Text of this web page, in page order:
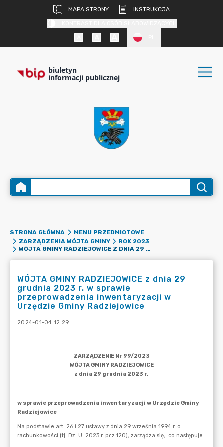
MAPA STRONY
INSTRUKCJA
biuletyn
informacji publicznej
STRONA GŁÓWNA
MENU PRZEDMIOTOWE
ZARZĄDZENIA WÓJTA GMINY
ROK 2023
WÓJTA GMINY RADZIEJOWICE Z DNIA 29 GRUDNIA 2023 R. W SPRAWIE PRZEPROWADZENIA INWENTARYZACJI W URZĘDZIE GMINY RADZIEJOWICE
WÓJTA GMINY RADZIEJOWICE z dnia 29
grudnia 2023 r. w sprawie
przeprowadzenia inwentaryzacji w
Urzędzie Gminy Radziejowice
2024-01-04 12:29